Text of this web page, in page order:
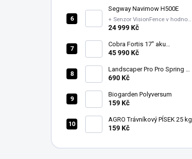
Segway Navimow H500E
+ Senzor VisionFence v hodnotě
7199 Kč + Sada náhradních
24 999 Kč
Cobra Fortis 17" aku
vřetenová sekačka
45 990 Kč
Landscaper Pro Pro Spring &
Summer
690 Kč
Biogarden Polyversum
159 Kč
AGRO Trávníkový PÍSEK 25 kg
159 Kč